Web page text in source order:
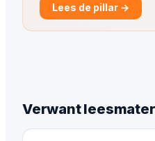
Lees de pillar →
Verwant